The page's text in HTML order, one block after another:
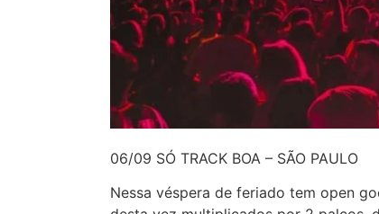
06/09 SÓ TRACK BOA – SÃO PAULO
Nessa véspera de feriado tem open